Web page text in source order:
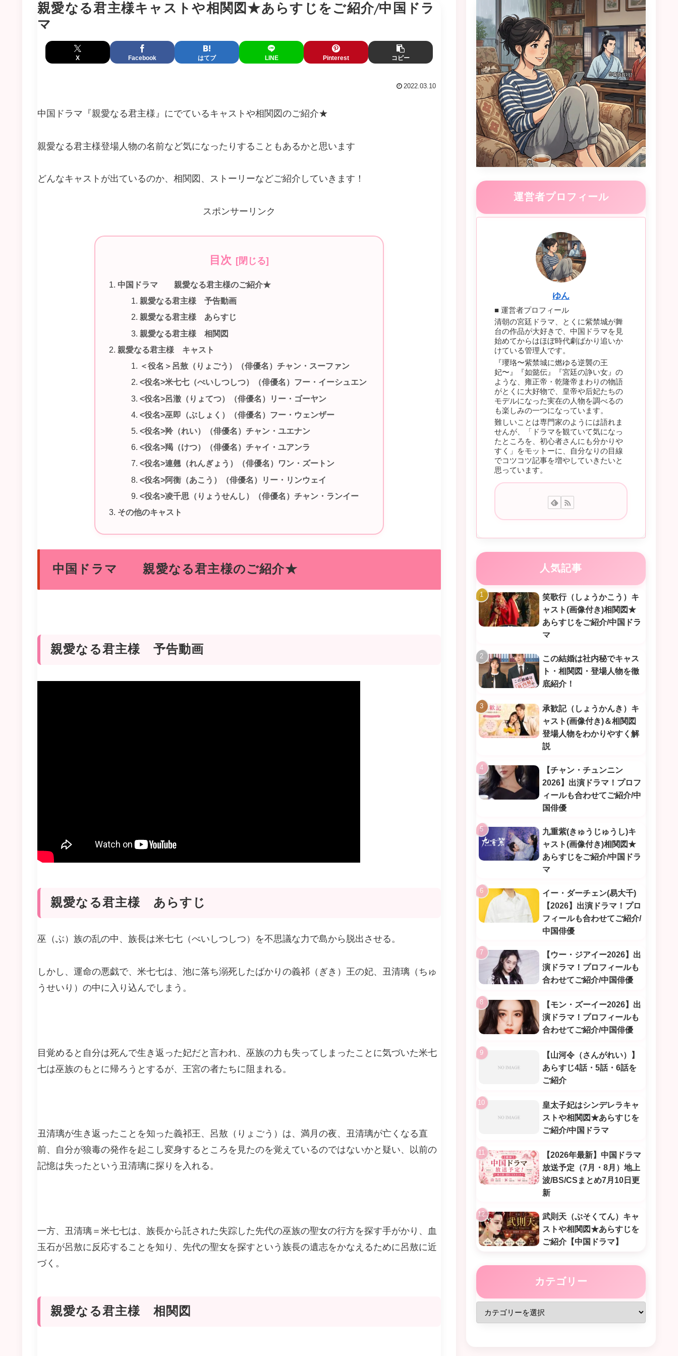
親愛なる君主様キャストや相関図★あらすじをご紹介/中国ドラ
マ
X Facebook はてブ LINE Pinterest コピー
2022.03.10
中国ドラマ『親愛なる君主様』にでているキャストや相関図のご紹介★
親愛なる君主様登場人物の名前など気になったりすることもあるかと思います
どんなキャストが出ているのか、相関図、ストーリーなどご紹介していきます！
スポンサーリンク
目次
中国ドラマ 親愛なる君主様のご紹介★
親愛なる君主様 予告動画
親愛なる君主様 あらすじ
親愛なる君主様 相関図
親愛なる君主様 キャスト
＜役名＞呂敖（りょごう）（俳優名）チャン・スーファン
<役名>米七七（べいしつしつ）（俳優名）フー・イーシュエン
<役名>呂澈（りょてつ）（俳優名）リー・ゴーヤン
<役名>巫即（ぶしょく）（俳優名）フー・ウェンザー
<役名>羚（れい）（俳優名）チャン・ユエナン
<役名>羯（けつ）（俳優名）チャイ・ユアンラ
<役名>連翹（れんぎょう）（俳優名）ワン・ズートン
<役名>阿衡（あこう）（俳優名）リー・リンウェイ
<役名>凌千思（りょうせんし）（俳優名）チャン・ランイー
その他のキャスト
中国ドラマ 親愛なる君主様のご紹介★
親愛なる君主様 予告動画
親愛なる君主様 あらすじ
巫（ぶ）族の乱の中、族長は米七七（べいしつしつ）を不思議な力で島から脱出させる。
しかし、運命の悪戯で、米七七は、池に落ち溺死したばかりの義祁（ぎき）王の妃、丑清璃（ちゅ
うせいり）の中に入り込んでしまう。
目覚めると自分は死んで生き返った妃だと言われ、巫族の力も失ってしまったことに気づいた米七
七は巫族のもとに帰ろうとするが、王宮の者たちに阻まれる。
丑清璃が生き返ったことを知った義祁王、呂敖（りょごう）は、満月の夜、丑清璃が亡くなる直
前、自分が狼毒の発作を起こし変身するところを見たのを覚えているのではないかと疑い、以前の
記憶は失ったという丑清璃に探りを入れる。
一方、丑清璃＝米七七は、族長から託された失踪した先代の巫族の聖女の行方を探す手がかり、血
玉石が呂敖に反応することを知り、先代の聖女を探すという族長の遺志をかなえるために呂敖に近
づく。
親愛なる君主様 相関図
運営者プロフィール
ゆん
■ 運営者プロフィール
清朝の宮廷ドラマ、とくに紫禁城が舞
台の作品が大好きで、中国ドラマを見
始めてからはほぼ時代劇ばかり追いか
けている管理人です。
『瓔珞〜紫禁城に燃ゆる逆襲の王
妃〜』『如懿伝』『宮廷の諍い女』の
ような、雍正帝・乾隆帝まわりの物語
がとくに大好物で、皇帝や后妃たちの
モデルになった実在の人物を調べるの
も楽しみの一つになっています。
難しいことは専門家のようには語れま
せんが、「ドラマを観ていて気になっ
たところを、初心者さんにも分かりや
すく」をモットーに、自分なりの目線
でコツコツ記事を増やしていきたいと
思っています。
人気記事
笑歌行（しょうかこう）キ
ャスト(画像付き)相関図★
あらすじをご紹介/中国ドラ
マ
この結婚は社内秘でキャス
ト・相関図・登場人物を徹
底紹介！
承歓記（しょうかんき）キ
ャスト(画像付き)＆相関図
登場人物をわかりやすく解
説
【チャン・チュンニン
2026】出演ドラマ！プロフ
ィールも合わせてご紹介/中
国俳優
九重紫(きゅうじゅうし)キ
ャスト(画像付き)相関図★
あらすじをご紹介/中国ドラ
マ
イー・ダーチェン(易大千)
【2026】出演ドラマ！プロ
フィールも合わせてご紹介/
中国俳優
【ウー・ジアイー2026】出
演ドラマ！プロフィールも
合わせてご紹介/中国俳優
【モン・ズーイー2026】出
演ドラマ！プロフィールも
合わせてご紹介/中国俳優
【山河令（さんがれい）】
あらすじ4話・5話・6話を
ご紹介
皇太子妃はシンデレラキャ
ストや相関図★あらすじを
ご紹介/中国ドラマ
【2026年最新】中国ドラマ
放送予定（7月・8月）地上
波/BS/CSまとめ7月10日更
新
武則天（ぶそくてん）キャ
ストや相関図★あらすじを
ご紹介【中国ドラマ】
カテゴリー